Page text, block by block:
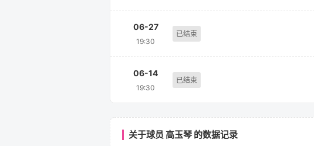
06-27
19:30
已结束
06-14
19:30
已结束
关于球员 高玉琴 的数据记录